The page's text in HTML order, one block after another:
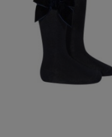
CALCETIN ALTO
TERCIOPELO
CONDOR MARINO
12,95 €